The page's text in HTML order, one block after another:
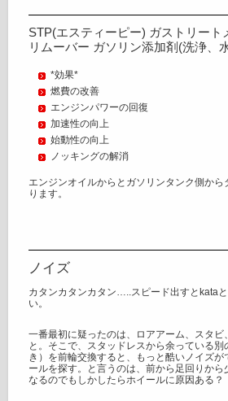
STP(エスティーピー) ガストリート
リムーバー ガソリン添加剤(洗浄、
*効果*
燃費の改善
エンジンパワーの回復
加速性の向上
始動性の向上
ノッキングの解消
エンジンオイルからとガソリンタンク側から
ります。
ノイズ
カタンカタンカタン…..スピード出すとkata
い。
一番最初に疑ったのは、ロアアーム、スタ
と。そこで、スタッドレスから余っている
き）を前輪交換すると、もっと酷いノイズが
ールを探す。と言うのは、前から足回りから
なるのでもしかしたらホイールに原因ある？